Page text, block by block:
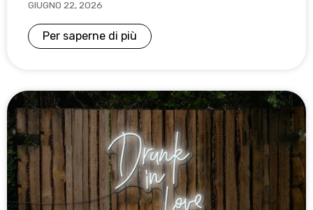
GIUGNO 22, 2026
Per saperne di più